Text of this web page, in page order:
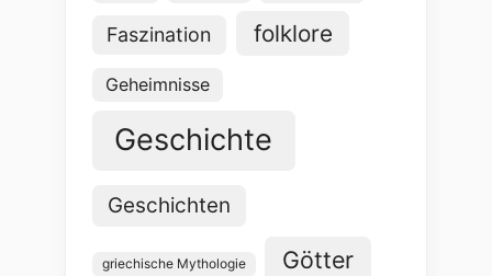
Faszination folklore
Geheimnisse
Geschichte
Geschichten
griechische Mythologie Götter